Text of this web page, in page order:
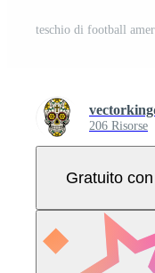
teschio di football
206 Risorse
Gratuito